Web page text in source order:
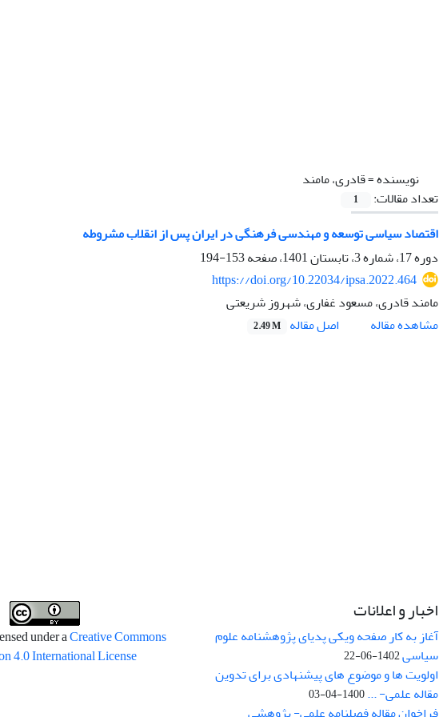
نویسنده =قادری، مامند
تعداد مقالات:
1
اقتصاد سیاسی توسعه و مهندسی فرهنگی در ایران پس از انقلاب مشروطه
دوره 17، شماره 3، تابستان 1401، صفحه
153-194
https://doi.org/10.22034/ipsa.2022.464
مامند قادری، مسعود غفاری، شهروز شریعتی
مشاهده مقاله
اصل مقاله 2.49 M
اخبار و اعلانات
آغاز به کار صفحه ویکی پدیای پژوهشنامه علوم
سیاسی1402-06-22
اولویت ها و موضوع های پیشنهادی برای تدوین
مقاله علمی- ...1400-04-03
under aCreative Commons
4.0 International License